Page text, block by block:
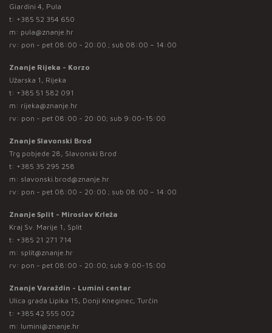
Giardini 4, Pula
t: +385 52 354 650
m: pula@znanje.hr
rv: pon - pet 08:00 - 20:00 ; sub 08:00 – 14:00
Znanje Rijeka - Korzo
Užarska 1, Rijeka
t: +385 51 582 091
m: rijeka@znanje.hr
rv: pon - pet 08:00 - 20:00; sub 9:00-15:00
Znanje Slavonski Brod
Trg pobjede 28, Slavonski Brod
t: +385 35 295 258
m: slavonski.brod@znanje.hr
rv: pon - pet 08:00 - 20:00 ; sub 08:00 – 14:00
Znanje Split - Miroslav Krleža
Kraj Sv. Marije 1, Split
t: +385 21 271 714
m: split@znanje.hr
rv: pon - pet 08:00 - 20:00; sub 9:00-15:00
Znanje Varaždin - Lumini centar
Ulica grada Lipika 15, Donji Kneginec, Turčin
t: +385 42 555 002
m: lumini@znanje.hr